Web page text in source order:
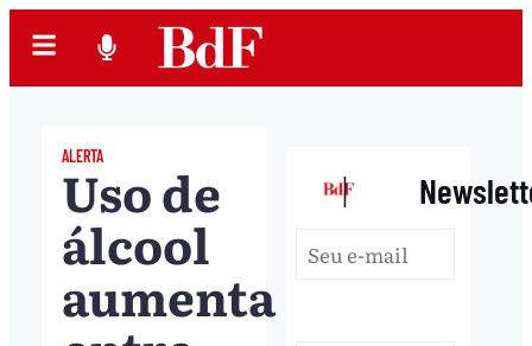
ALERTA
Uso de
álcool
aumenta
|